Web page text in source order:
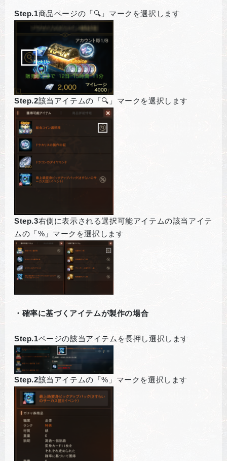
Step.1商品ページの「🔍」マークを選択します
Step.2該当アイテムの「🔍」マークを選択します
Step.3右側に表示される選択可能アイテムの該当アイテ
ムの「%」マークを選択します
・確率に基づくアイテムが製作の場合
Step.1ページの該当アイテムを長押し選択します
Step.2該当アイテムの「%」マークを選択します